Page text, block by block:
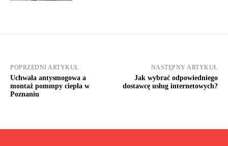
POPRZEDNI ARTYKUŁ
Uchwała antysmogowa a
montaż pommpy ciepła w
Poznaniu
NASTĘPNY ARTYKUŁ
Jak wybrać odpowiedniego
dostawcę usług internetowych?